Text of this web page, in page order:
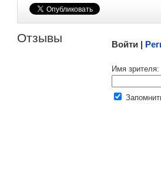
Отзывы Войти |
Имя зрителя: